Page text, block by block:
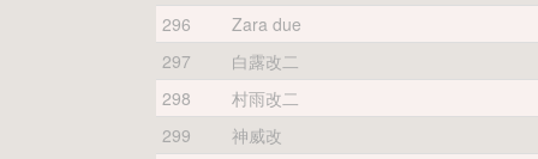
296
Zara due
297
白露改二
298
村雨改二
299
神威改